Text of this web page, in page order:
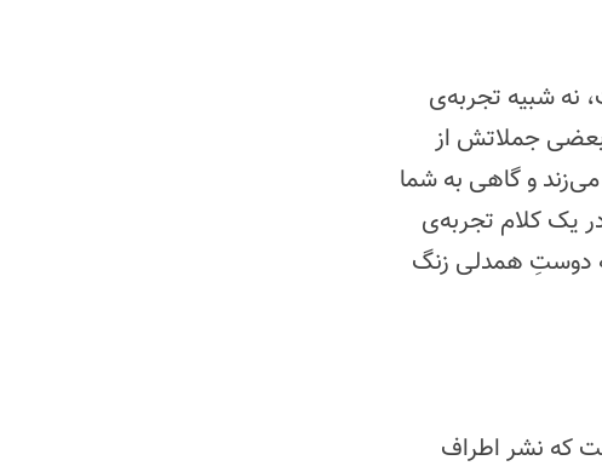
نه شبیه تجربه‌ی
جملاتش از
و گاهی به شما
یک کلام تجربه‌ی
دوستِ همدلی زنگ
که نشر اطراف